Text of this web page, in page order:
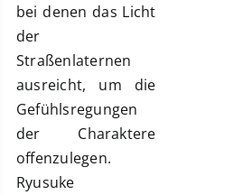
bei denen das Licht
der
Straßenlaternen
ausreicht, um die
Gefühlsregungen
der Charaktere
offenzulegen.
Ryusuke